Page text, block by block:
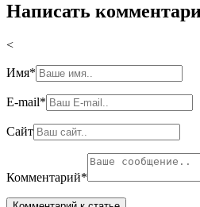
Написать
<
Имя*
E-mail*
Сайт
Комментарий*